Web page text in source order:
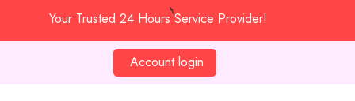
Your Trusted 24 Hours Service Provider!
Account login